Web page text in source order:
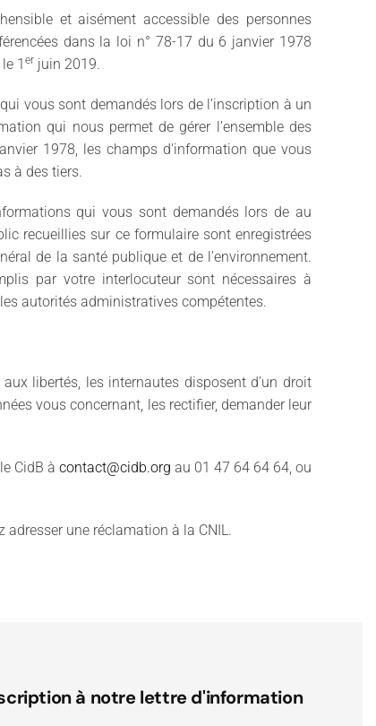
et aisément accessible des personnes
dans la loi n° 78-17 du 6 janvier 1978
1 er juin 2019.
vous sont demandés lors de l’inscription à un
qui nous permet de gérer l’ensemble des
1978, les champs d'information que vous
à des tiers.
qui vous sont demandés lors de au
recueillies sur ce formulaire sont enregistrées
de la santé publique et de l’environnement.
par votre interlocuteur sont nécessaires à
autorités administratives compétentes.
libertés, les internautes disposent d’un droit
vous concernant, les rectifier, demander leur
CidB à contact@cidb.org au 01 47 64 64 64, ou
une réclamation à la CNIL.
à notre lettre d'information